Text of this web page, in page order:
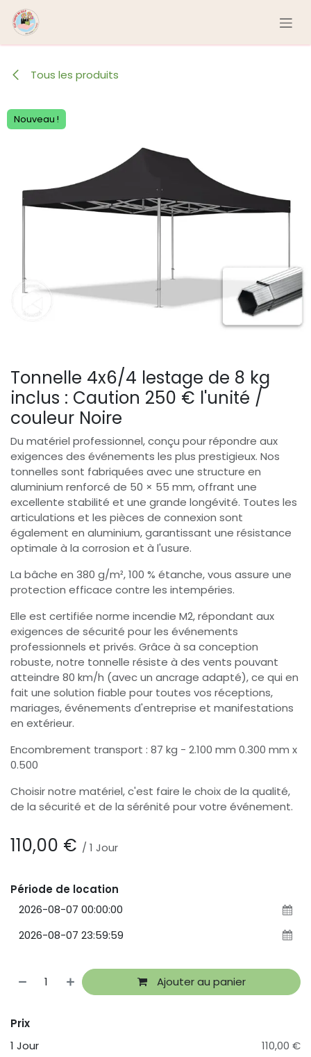
Se rendre au contenu
Tous les produits
Nouveau !
Tonnelle 4x6/4 lestage de 8 kg
inclus : Caution 250 € l'unité /
couleur Noire
Du matériel professionnel, conçu pour répondre aux
exigences des événements les plus prestigieux. Nos
tonnelles sont fabriquées avec une structure en
aluminium renforcé de 50 × 55 mm, offrant une
excellente stabilité et une grande longévité. Toutes les
articulations et les pièces de connexion sont
également en aluminium, garantissant une résistance
optimale à la corrosion et à l'usure.
La bâche en 380 g/m², 100 % étanche, vous assure une
protection efficace contre les intempéries.
Elle est certifiée norme incendie M2, répondant aux
exigences de sécurité pour les événements
professionnels et privés. Grâce à sa conception
robuste, notre tonnelle résiste à des vents pouvant
atteindre 80 km/h (avec un ancrage adapté), ce qui en
fait une solution fiable pour toutes vos réceptions,
mariages, événements d'entreprise et manifestations
en extérieur.
Encombrement transport : 87 kg - 2.100 mm 0.300 mm x
0.500
Choisir notre matériel, c'est faire le choix de la qualité,
de la sécurité et de la sérénité pour votre événement.
110,00 € / 1 Jour
Période de location
Ajouter au panier
Prix
1 Jour
110,00 €